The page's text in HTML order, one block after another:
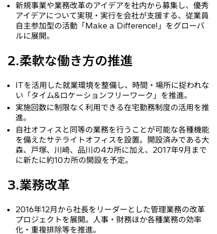
新規事業や業務改革のアイデアを社内から募集し、優秀
アイデアについて実現・実行を会社が支援する、従業員
自主参加型の活動「Make a Difference!」をグローバ
ルに展開。
2.柔軟な働き方の推進
ITを活用した就業環境を整備し、時間・場所に捉われな
い「タイム&ロケーションフリーワーク」を推進。
実施回数に制限なく利用できる在宅勤務制度の活用を推
進。
自社オフィスと同等の業務を行うことが可能な各種機能
を備えたサテライトオフィスを設置。開設済みである大
森、戸塚、川崎、品川の4カ所に加え、2017年9月まで
に新たに約10カ所の開設を予定。
3.業務改革
2016年12月から社長をリーダーとした管理業務の改革
プロジェクトを展開。人事・財務ほか各種業務の効率
化・重複排除等を推進。